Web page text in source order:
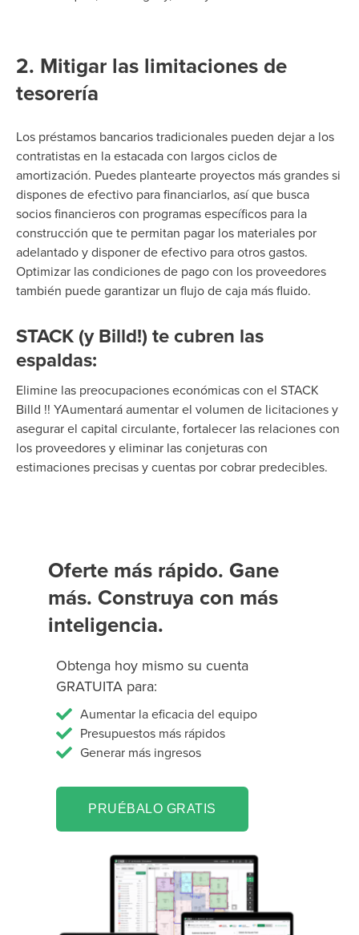
2. Mitigar las limitaciones de
tesorería
Los préstamos bancarios tradicionales pueden dejar a los
contratistas en la estacada con largos ciclos de
amortización. Puedes plantearte proyectos más grandes si
dispones de efectivo para financiarlos, así que busca
socios financieros con programas específicos para la
construcción que te permitan pagar los materiales por
adelantado y disponer de efectivo para otros gastos.
Optimizar las condiciones de pago con los proveedores
también puede garantizar un flujo de caja más fluido.
STACK (y Billd!) te cubren las
espaldas:
Elimine las preocupaciones económicas con el STACK
Billd !! YAumentará aumentar el volumen de licitaciones y
asegurar el capital circulante, fortalecer las relaciones con
los proveedores y eliminar las conjeturas con
estimaciones precisas y cuentas por cobrar predecibles.
Oferte más rápido. Gane
más. Construya con más
inteligencia.
Obtenga hoy mismo su cuenta
GRATUITA para:
Aumentar la eficacia del equipo
Presupuestos más rápidos
Generar más ingresos
PRUÉBALO GRATIS